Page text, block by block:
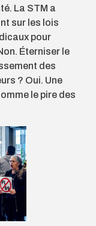
La STM a
sur les lois
pour
Éterniser le
des
? Oui. Une
le pire des